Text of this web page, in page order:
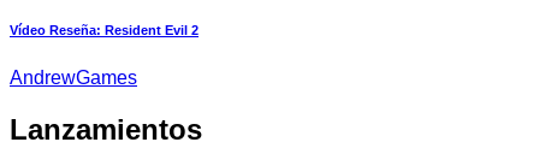
Vídeo Reseña: Resident Evil 2
AndrewGames
Lanzamientos